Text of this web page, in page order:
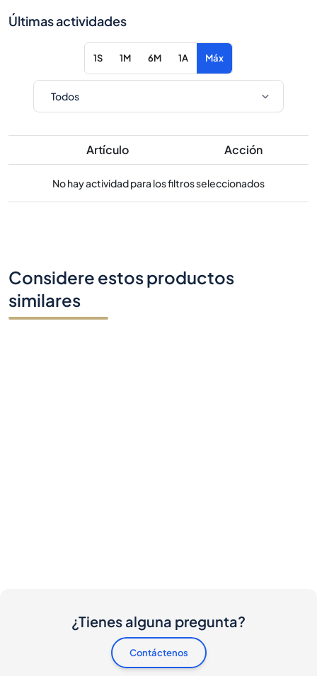
Últimas actividades
1S 1M 6M 1A Máx
Artículo Acción
No hay actividad para los filtros seleccionados
Considere estos productos
similares
¿Tienes alguna pregunta?
Contáctenos